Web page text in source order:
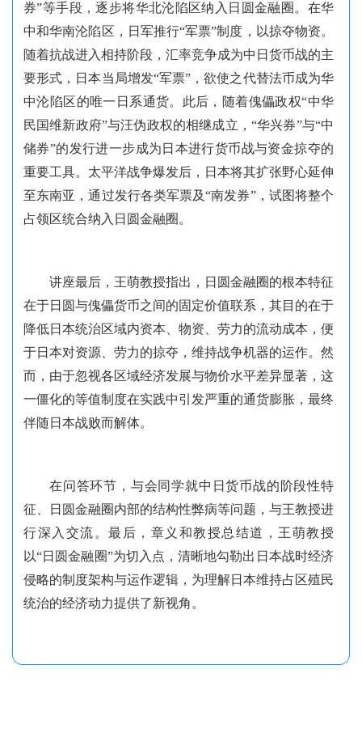
券”等手段，逐步将华北沦陷区纳入日圆金融圈。在华
中和华南沦陷区，日军推行“军票”制度，以掠夺物资。
随着抗战进入相持阶段，汇率竞争成为中日货币战的主
要形式，日本当局增发“军票”，欲使之代替法币成为华
中沦陷区的唯一日系通货。此后，随着傀儡政权“中华
民国维新政府”与汪伪政权的相继成立，“华兴券”与“中
储券”的发行进一步成为日本进行货币战与资金掠夺的
重要工具。太平洋战争爆发后，日本将其扩张野心延伸
至东南亚，通过发行各类军票及“南发券”，试图将整个
占领区统合纳入日圆金融圈。
讲座最后，王萌教授指出，日圆金融圈的根本特征
在于日圆与傀儡货币之间的固定价值联系，其目的在于
降低日本统治区域内资本、物资、劳力的流动成本，便
于日本对资源、劳力的掠夺，维持战争机器的运作。然
而，由于忽视各区域经济发展与物价水平差异显著，这
一僵化的等值制度在实践中引发严重的通货膨胀，最终
伴随日本战败而解体。
在问答环节，与会同学就中日货币战的阶段性特
征、日圆金融圈内部的结构性弊病等问题，与王教授进
行深入交流。最后，章义和教授总结道，王萌教授
以“日圆金融圈”为切入点，清晰地勾勒出日本战时经济
侵略的制度架构与运作逻辑，为理解日本维持占区殖民
统治的经济动力提供了新视角。